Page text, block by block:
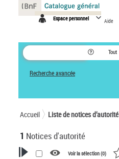
Espace personnel Aide
Tout
Recherche avancée
Accueil Liste de notices d’autorité
1 Notices d'autorité
Voir la sélection (0)
Panneau de gestion des cookies